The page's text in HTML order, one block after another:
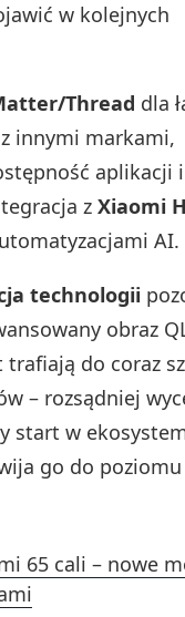
w kolejnych
Thread dla
innymi markami,
aplikacji i
zXiaomi
AI.
technologii
obraz
do coraz
– rozsądniej
start w
go do
65 cali – nowe